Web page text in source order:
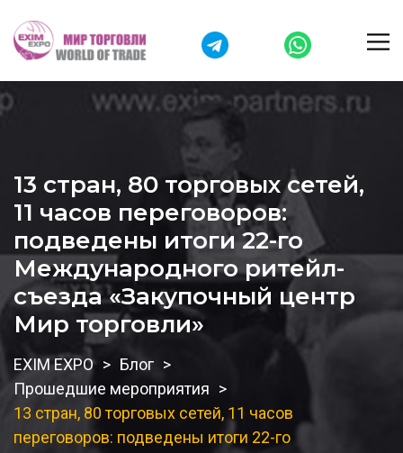
13 стран, 80 торговых сетей,
11 часов переговоров:
подведены итоги 22-го
Международного ритейл-
съезда «Закупочный центр
Мир торговли»
EXIM EXPO
Блог
Прошедшие мероприятия
13 стран, 80 торговых сетей, 11 часов
переговоров: подведены итоги 22-го